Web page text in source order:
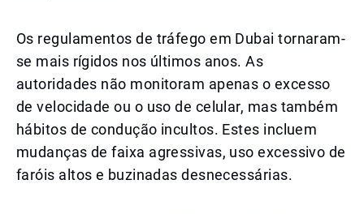
Os regulamentos de tráfego em Dubai tornaram-
se mais rígidos nos últimos anos. As
autoridades não monitoram apenas o excesso
de velocidade ou o uso de celular, mas também
hábitos de condução incultos. Estes incluem
mudanças de faixa agressivas, uso excessivo de
faróis altos e buzinadas desnecessárias.